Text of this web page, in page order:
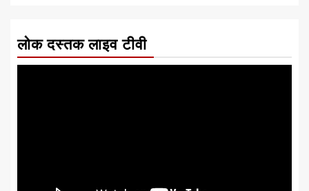
लोक दस्तक लाइव टीवी